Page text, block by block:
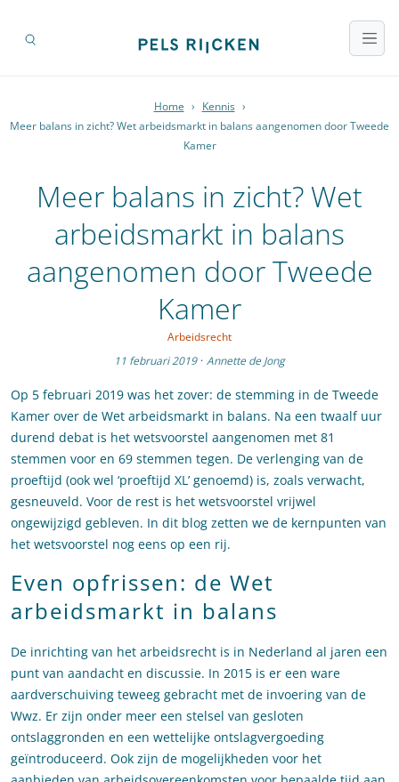
Home › Kennis ›
Meer balans in zicht? Wet arbeidsmarkt in balans aangenomen door Tweede
Kamer
Meer balans in zicht? Wet
arbeidsmarkt in balans
aangenomen door Tweede
Kamer
Arbeidsrecht
11 februari 2019 · Annette de Jong
Op 5 februari 2019 was het zover: de stemming in de Tweede
Kamer over de Wet arbeidsmarkt in balans. Na een twaalf uur
durend debat is het wetsvoorstel aangenomen met 81
stemmen voor en 69 stemmen tegen. De verlenging van de
proeftijd (ook wel ‘proeftijd XL’ genoemd) is, zoals verwacht,
gesneuveld. Voor de rest is het wetsvoorstel vrijwel
ongewijzigd gebleven. In dit blog zetten we de kernpunten van
het wetsvoorstel nog eens op een rij.
Even opfrissen: de Wet
arbeidsmarkt in balans
De inrichting van het arbeidsrecht is in Nederland al jaren een
punt van aandacht en discussie. In 2015 is er een ware
aardverschuiving teweeg gebracht met de invoering van de
Wwz. Er zijn onder meer een stelsel van gesloten
ontslaggronden en een wettelijke ontslagvergoeding
geïntroduceerd. Ook zijn de mogelijkheden voor het